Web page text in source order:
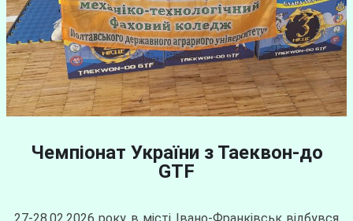
Чемпіонат України з Таеквон-до
GTF